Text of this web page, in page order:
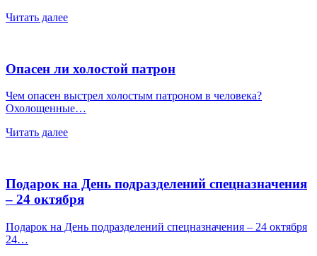
Читать далее
Опасен ли холостой патрон
Чем опасен выстрел холостым патроном в человека?
Охолощенные…
Читать далее
Подарок на День подразделений спецназначения
– 24 октября
Подарок на День подразделений спецназначения – 24 октября
24…